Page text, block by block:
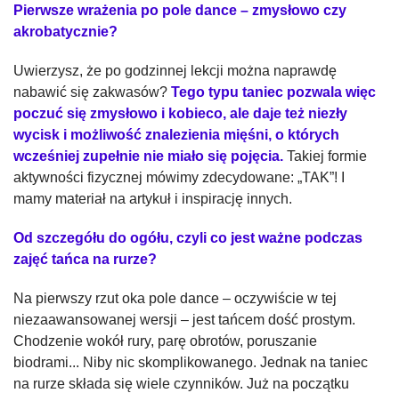
Pierwsze wrażenia po pole dance – zmysłowo czy
akrobatycznie?
Uwierzysz, że po godzinnej lekcji można naprawdę
nabawić się zakwasów? Tego typu taniec pozwala więc
poczuć się zmysłowo i kobieco, ale daje też niezły
wycisk i możliwość znalezienia mięśni, o których
wcześniej zupełnie nie miało się pojęcia. Takiej formie
aktywności fizycznej mówimy zdecydowane: „TAK”! I
mamy materiał na artykuł i inspirację innych.
Od szczegółu do ogółu, czyli co jest ważne podczas
zajęć tańca na rurze?
Na pierwszy rzut oka pole dance – oczywiście w tej
niezaawansowanej wersji – jest tańcem dość prostym.
Chodzenie wokół rury, parę obrotów, poruszanie
biodrami... Niby nic skomplikowanego. Jednak na taniec
na rurze składa się wiele czynników. Już na początku